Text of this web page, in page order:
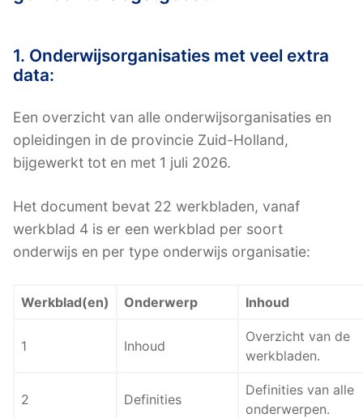
1. Onderwijsorganisaties met veel extra
data:
Een overzicht van alle onderwijsorganisaties en
opleidingen in de provincie Zuid-Holland,
bijgewerkt tot en met 1 juli 2026.
Het document bevat 22 werkbladen, vanaf
werkblad 4 is er een werkblad per soort
onderwijs en per type onderwijs organisatie:
Werkblad(en) Onderwerp Inhoud
1 Inhoud
Overzicht van de
werkbladen.
2 Definities
Definities van alle
onderwerpen.